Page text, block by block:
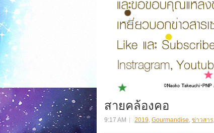
สายคล้องคอ
9:17 AM 2019, Gourmandise, ข่าวสาร,